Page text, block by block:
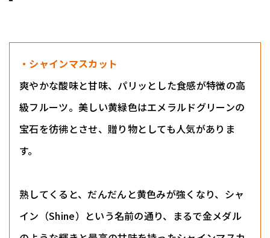
・シャインマスカット
爽やかな酸味と甘味、パリッとした食感が特徴の高
級フルーツ。美しい黄緑色はエメラルドグリーンの
宝石を彷彿とさせ、贈り物としても人気がありま
す。
熟してくると、だんだんと黄色みが強くなり、シャ
イン（Shine）という名前の通り、まるで金メダル